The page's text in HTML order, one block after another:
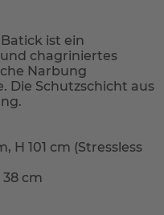
ist ein
chagriniertes
Narbung
Die Schutzschicht aus
H 101 cm (Stressless
38 cm